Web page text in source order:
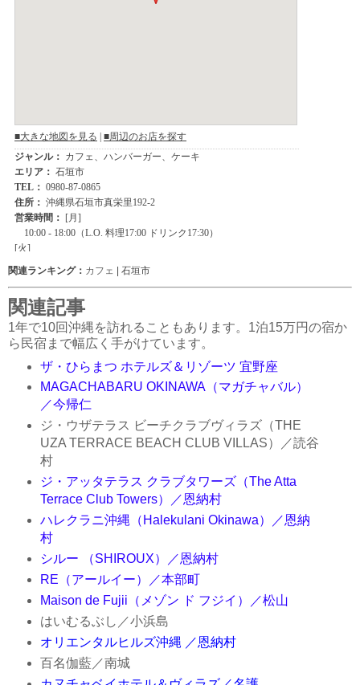
関連ランキング： カフェ | 石垣市
関連記事
1年で10回沖縄を訪れることもあります。1泊15万円の宿か
ら民宿まで幅広く手がけています。
ザ・ひらまつ ホテルズ＆リゾーツ 宜野座
MAGACHABARU OKINAWA（マガチャバル）
／今帰仁
ジ・ウザテラス ビーチクラブヴィラズ（THE
UZA TERRACE BEACH CLUB VILLAS）／読谷
村
ジ・アッタテラス クラブタワーズ（The Atta
Terrace Club Towers）／恩納村
ハレクラニ沖縄（Halekulani Okinawa）／恩納
村
シルー （SHIROUX）／恩納村
RE（アールイー）／本部町
Maison de Fujii（メゾン ド フジイ）／松山
はいむるぶし／小浜島
オリエンタルヒルズ沖縄 ／恩納村
百名伽藍／南城